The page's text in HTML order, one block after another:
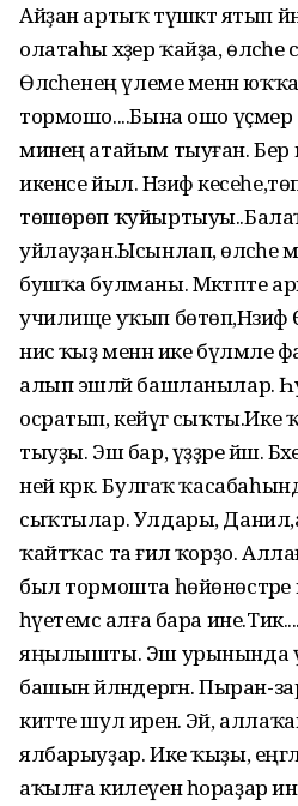
Айҙан артыҡ түшәктә ятып
олатаһы хәҙер ҡайҙа, өләсәһе
Өләсәһенең үлеме менән
тормошо....Бына ошо үҫмер
минең атайым тыуған. Бер
икенсе йыл. Нәзифә
төшөрөп
уйлауҙан.Ысынлап, өләсәһе
бушҡа булманы. Мәктәпте
училище уҡып бөтөп,Нәзифә
нисә ҡыҙ менән ике
алып эшләй башланылар.
осратып, кейәүгә
тыуҙы. Эш бар, үҙҙәре йәш.
ней кәрәк. Булгаҡ
сыҡтылар. Улдары,
ҡайтҡас та ғәилә ҡорҙо.
был тормошта
һәүетемсә алға бара
яңылышты. Эш урынында
башын әйләндергән. Пыран-
китте шул иренә. Эй,
ялбарыуҙар. Ике ҡыҙы,
аҡылға килеүен һораҙар ине.